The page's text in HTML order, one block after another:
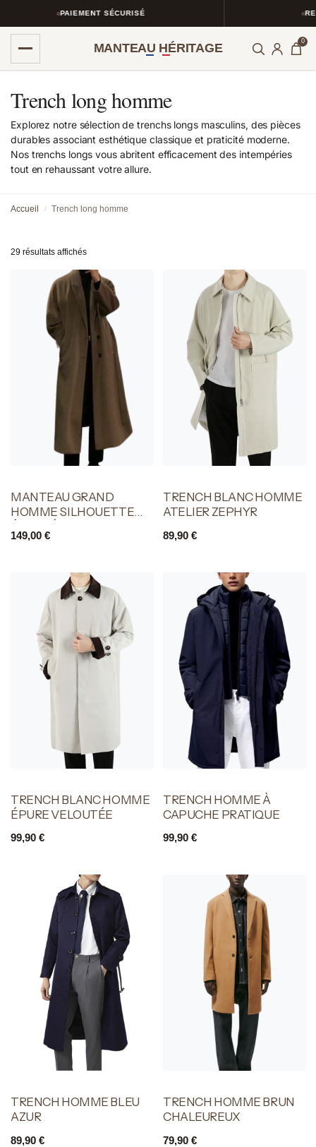
PAIEMENT SÉCURISÉ RETOURS
MANTEAU HÉRITAGE 0
Trench long homme
Explorez notre sélection de trenchs longs masculins, des pièces
durables associant esthétique classique et praticité moderne.
Nos trenchs longs vous abritent efficacement des intempéries
tout en rehaussant votre allure.
Accueil / Trench long homme
29 résultats affichés
MANTEAU GRAND
HOMME SILHOUETTE
149,00 €
TRENCH BLANC HOMME
ATELIER ZEPHYR
89,90 €
TRENCH BLANC HOMME
ÉPURE VELOUTÉE
99,90 €
TRENCH HOMME À
CAPUCHE PRATIQUE
99,90 €
TRENCH HOMME BLEU
AZUR
89,90 €
TRENCH HOMME BRUN
CHALEUREUX
79,90 €